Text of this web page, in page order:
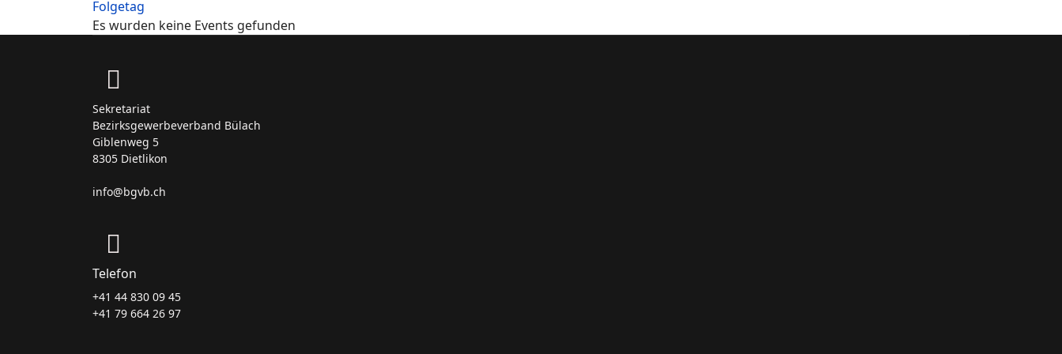
Folgetag
Es wurden keine Events gefunden
Sekretariat
Bezirksgewerbeverband Bülach
Giblenweg 5
8305 Dietlikon
info@bgvb.ch
Telefon
+41 44 830 09 45
+41 79 664 26 97